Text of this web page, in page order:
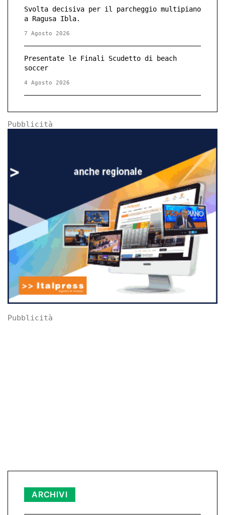
Svolta decisiva per il parcheggio multipiano
a Ragusa Ibla.
7 Agosto 2026
Presentate le Finali Scudetto di beach
soccer
4 Agosto 2026
Pubblicità
Pubblicità
ARCHIVI